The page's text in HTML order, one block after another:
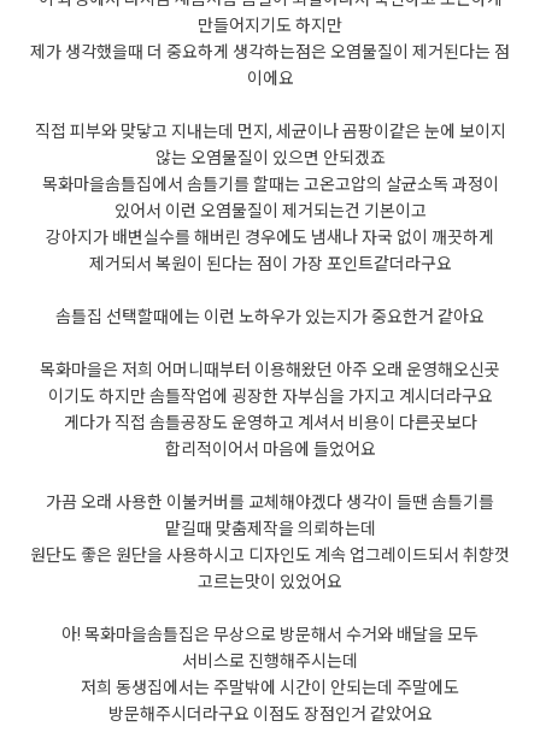
만들어지기도 하지만
제가 생각했을때 더 중요하게 생각하는점은 오염물질이 제거된다는 점
이에요
직접 피부와 맞닿고 지내는데 먼지, 세균이나 곰팡이같은 눈에 보이지
않는 오염물질이 있으면 안되겠죠
목화마을솜틀집에서 솜틀기를 할때는 고온고압의 살균소독 과정이
있어서 이런 오염물질이 제거되는건 기본이고
강아지가 배변실수를 해버린 경우에도 냄새나 자국 없이 깨끗하게
제거되서 복원이 된다는 점이 가장 포인트같더라구요
솜틀집 선택할때에는 이런 노하우가 있는지가 중요한거 같아요
목화마을은 저희 어머니때부터 이용해왔던 아주 오래 운영해오신곳
이기도 하지만 솜틀작업에 굉장한 자부심을 가지고 계시더라구요
게다가 직접 솜틀공장도 운영하고 계셔서 비용이 다른곳보다
합리적이어서 마음에 들었어요
가끔 오래 사용한 이불커버를 교체해야겠다 생각이 들땐 솜틀기를
맡길때 맞춤제작을 의뢰하는데
원단도 좋은 원단을 사용하시고 디자인도 계속 업그레이드되서 취향껏
고르는맛이 있었어요
아! 목화마을솜틀집은 무상으로 방문해서 수거와 배달을 모두
서비스로 진행해주시는데
저희 동생집에서는 주말밖에 시간이 안되는데 주말에도
방문해주시더라구요 이점도 장점인거 같았어요